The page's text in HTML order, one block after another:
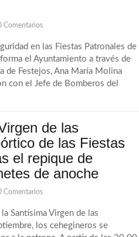
Comentarios
en las Fiestas Patronales de
el Ayuntamiento a través de
de Festejos, Ana María Molina
con el Jefe de Bomberos del
de las
de las Fiestas
el repique de
de anoche
Comentarios
Santísima Virgen de las
los cehegineros se